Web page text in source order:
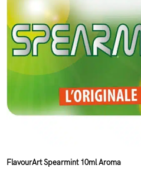
FlavourArt Spearmint 10ml Aroma